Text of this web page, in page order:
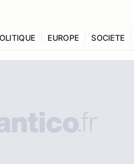
EUROPE SOCIETE